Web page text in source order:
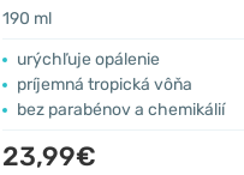
190 ml
urýchľuje opálenie
príjemná tropická vôňa
bez parabénov a chemikálií
23,99€